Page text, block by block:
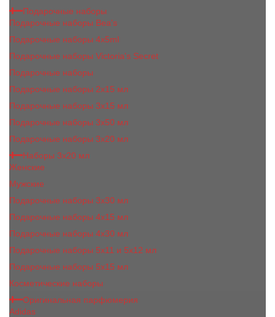
Подарочные наборы
Подарочные наборы Bea's
Подарочные наборы 4х5ml
Подарочные наборы Victoria's Secret
Подарочные наборы
Подарочные наборы 2x15 мл
Подарочные наборы 3х15 мл
Подарочные наборы 3x50 мл
Подарочные наборы 3x20 мл
Наборы 3х20 мл
Женские
Мужские
Подарочные наборы 3х30 мл
Подарочные наборы 4x15 мл
Подарочные наборы 4x30 мл
Подарочные наборы 5x11 и 5х12 мл
Подарочные наборы 5x15 мл
Косметические наборы
Оригинальная парфюмерия
Adidas